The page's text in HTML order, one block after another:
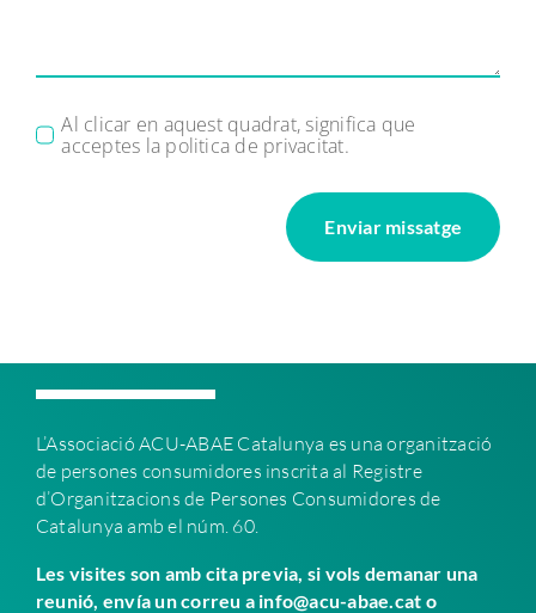
Al clicar en aquest quadrat, significa que
acceptes la politica de privacitat.
Enviar missatge
L’Associació ACU-ABAE Catalunya es una organització
de persones consumidores inscrita al Registre
d’Organitzacions de Persones Consumidores de
Catalunya amb el núm. 60.
Les visites son amb cita previa, si vols demanar una
reunió, envía un correu a info@acu-abae.cat o